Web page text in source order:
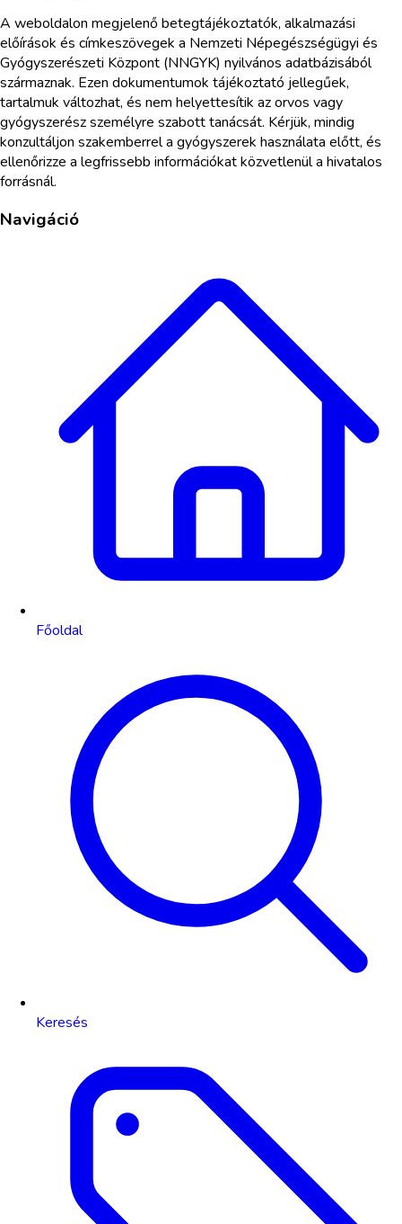
A weboldalon megjelenő betegtájékoztatók, alkalmazási
előírások és címkeszövegek a Nemzeti Népegészségügyi és
Gyógyszerészeti Központ (NNGYK) nyilvános adatbázisából
származnak. Ezen dokumentumok tájékoztató jellegűek,
tartalmuk változhat, és nem helyettesítik az orvos vagy
gyógyszerész személyre szabott tanácsát. Kérjük, mindig
konzultáljon szakemberrel a gyógyszerek használata előtt, és
ellenőrizze a legfrissebb információkat közvetlenül a hivatalos
forrásnál.
Navigáció
Főoldal
Keresés